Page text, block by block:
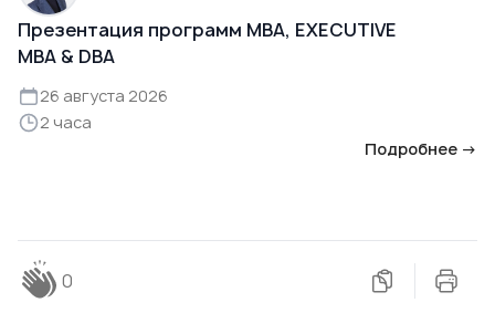
Презентация программ MBA, EXECUTIVE
MBA & DBA
26 августа 2026
2 часа
Подробнее →
0